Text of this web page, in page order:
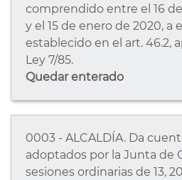
comprendido entre el 16
y el 15 de enero de 2020, a
establecido en el art. 46.2,
Ley 7/85.
Quedar enterado
0003 - ALCALDÍA. Da
adoptados por la Junta de
sesiones ordinarias de 13,